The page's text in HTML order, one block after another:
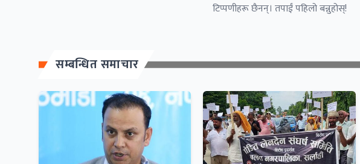
टिप्पणीहरू छैनन्। तपाईं पहिलो बन्नुहोस्!
सम्बन्धित समाचार